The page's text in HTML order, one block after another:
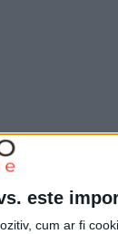
este
cum ar fi